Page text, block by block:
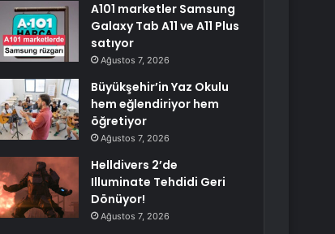
A101 marketler Samsung
Galaxy Tab A11 ve A11 Plus
satıyor
Ağustos 7, 2026
Büyükşehir’in Yaz Okulu
hem eğlendiriyor hem
öğretiyor
Ağustos 7, 2026
Helldivers 2’de
Illuminate Tehdidi Geri
Dönüyor!
Ağustos 7, 2026